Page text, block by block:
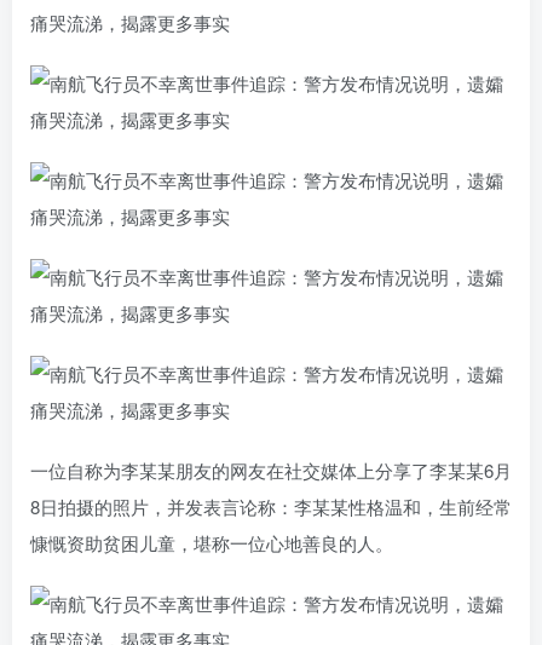
一位自称为李某某朋友的网友在社交媒体上分享了李某某6月
8日拍摄的照片，并发表言论称：李某某性格温和，生前经常
慷慨资助贫困儿童，堪称一位心地善良的人。